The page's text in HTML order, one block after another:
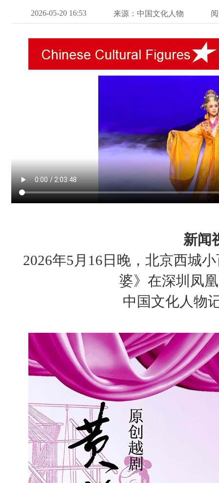
2026-05-20 16:53 来源：中国文化人物
新闻
2026年5月16日晚，北京西城
婆》在深圳凤
中国文化人物